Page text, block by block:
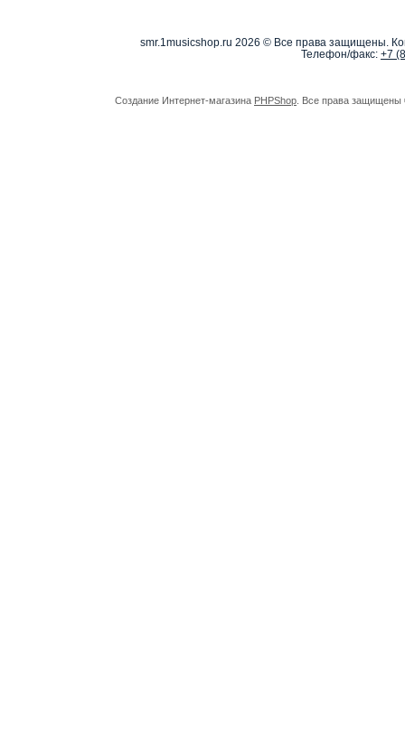
smr.1musicshop.ru 2026 © Все права защищены.
Телефон/факс: +7
Создание Интернет-магазина PHPShop . Все права защищены